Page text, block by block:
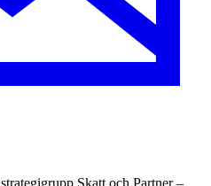
Skatt och Partner –